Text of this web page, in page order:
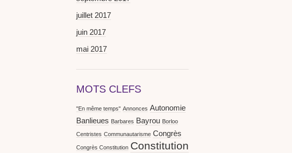
juillet 2017
juin 2017
mai 2017
MOTS CLEFS
"En même temps" Annonces Autonomie
Banlieues Barbares Bayrou Borloo
Centristes Communautarisme Congrès
Congrès Constitution Constitution